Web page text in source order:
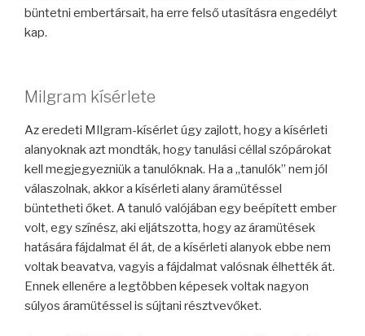
büntetni embertársait, ha erre felső utasításra engedélyt
kap.
Milgram kísérlete
Az eredeti MIlgram-kísérlet úgy zajlott, hogy a kísérleti
alanyoknak azt mondták, hogy tanulási céllal szópárokat
kell megjegyezniük a tanulóknak. Ha a „tanulók” nem jól
válaszolnak, akkor a kísérleti alany áramütéssel
büntetheti őket. A tanuló valójában egy beépített ember
volt, egy színész, aki eljátszotta, hogy az áramütések
hatására fájdalmat él át, de a kísérleti alanyok ebbe nem
voltak beavatva, vagyis a fájdalmat valósnak élhették át.
Ennek ellenére a legtöbben képesek voltak nagyon
súlyos áramütéssel is sújtani résztvevőket.